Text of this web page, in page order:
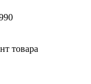
товара